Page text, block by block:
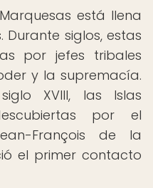
está llena
siglos, estas
por jefes tribales
y la supremacía.
XVIII, las Islas
por el
François de la
el primer contacto